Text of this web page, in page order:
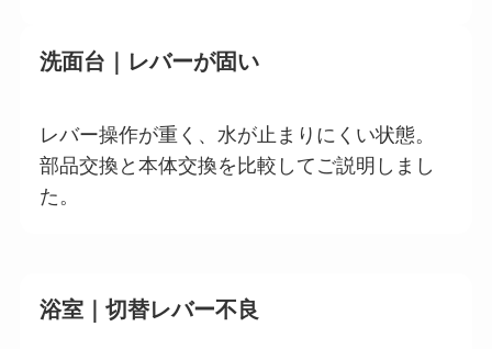
洗面台｜レバーが固い
レバー操作が重く、水が止まりにくい状態。
部品交換と本体交換を比較してご説明しまし
た。
浴室｜切替レバー不良